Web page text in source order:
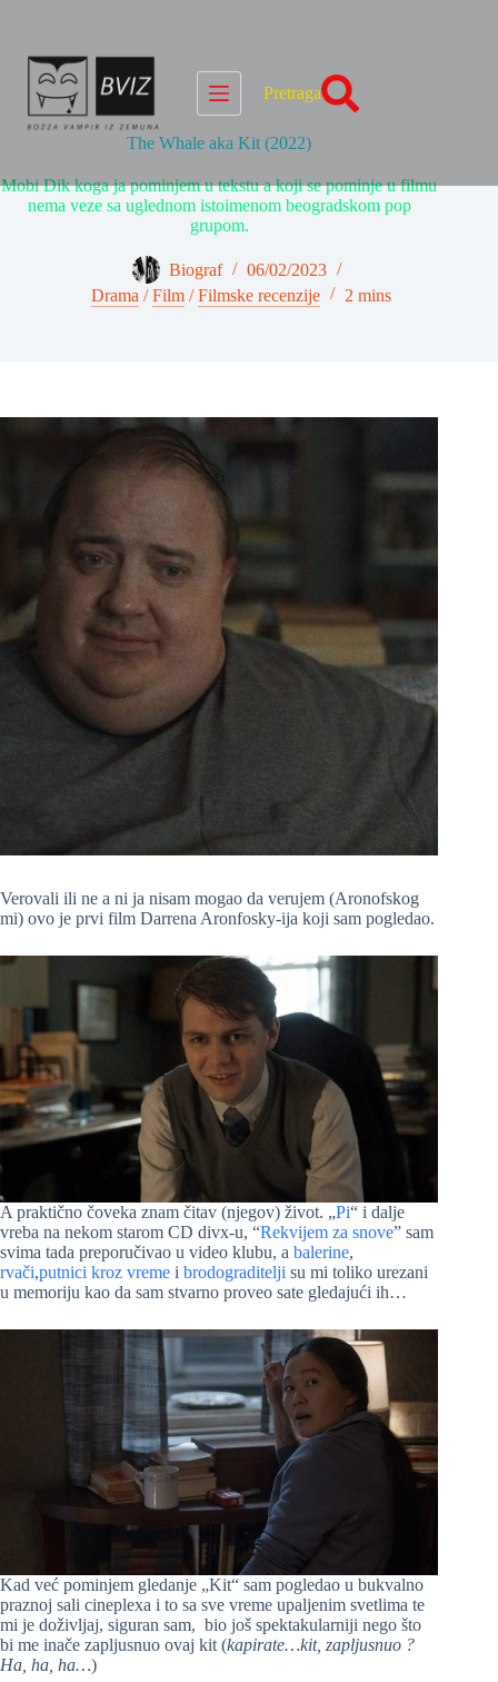
Pretraga
The Whale aka Kit (2022)
Mobi Dik koga ja pominjem u tekstu a koji se pominje u filmu
nema veze sa uglednom istoimenom beogradskom pop
grupom.
Biograf
06/02/2023
Drama /Film /Filmske recenzije 2 mins
Verovali ili ne a ni ja nisam mogao da verujem (Aronofskog
mi) ovo je prvi film Darrena Aronfosky-ija koji sam pogledao.
A praktično čoveka znam čitav (njegov) život. „Pi“ i dalje
vreba na nekom starom CD divx-u, “Rekvijem za snove” sam
svima tada preporučivao u video klubu, a balerine,
rvači,putnici kroz vreme i brodograditelji su mi toliko urezani
u memoriju kao da sam stvarno proveo sate gledajući ih…
Kad već pominjem gledanje „Kit“ sam pogledao u bukvalno
praznoj sali cineplexa i to sa sve vreme upaljenim svetlima te
mi je doživljaj, siguran sam, bio još spektakularniji nego što
bi me inače zapljusnuo ovaj kit (kapirate…kit, zapljusnuo ?
Ha, ha, ha…)